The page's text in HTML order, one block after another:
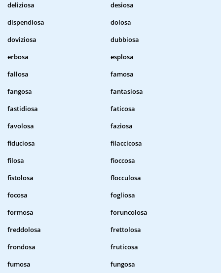
deliziosa
desiosa
dispendiosa
dolosa
doviziosa
dubbiosa
erbosa
esplosa
fallosa
famosa
fangosa
fantasiosa
fastidiosa
faticosa
favolosa
faziosa
fiduciosa
filaccicosa
filosa
fioccosa
fistolosa
flocculosa
focosa
fogliosa
formosa
foruncolosa
freddolosa
frettolosa
frondosa
fruticosa
fumosa
fungosa